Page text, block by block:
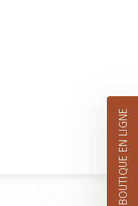
BOUTIQUE EN LIGNE